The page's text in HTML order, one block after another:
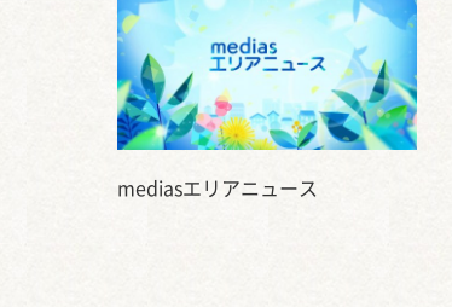
mediasエリアニュース